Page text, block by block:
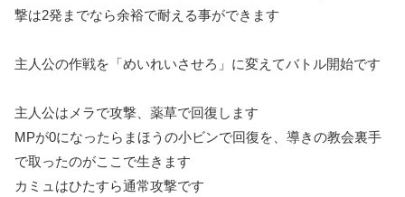
撃は2発までなら余裕で耐える事ができます
主人公の作戦を「めいれいさせろ」に変えてバトル開始です
主人公はメラで攻撃、薬草で回復します
MPが0になったら まほうの小ビンで回復を、導きの教会裏手
で取ったのがここで生きます
カミュはひたすら通常攻撃です